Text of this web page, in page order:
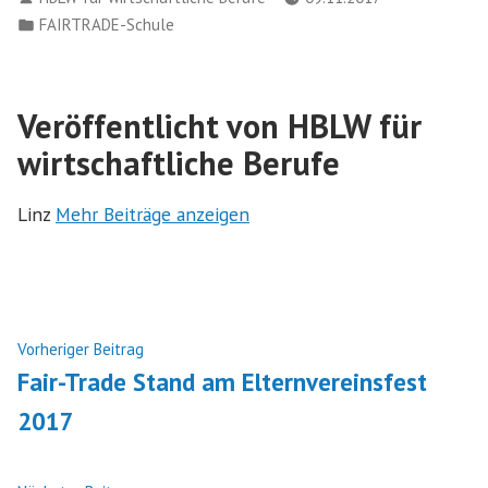
von
Veröffentlicht
FAIRTRADE-Schule
Veröffentlicht von HBLW für
wirtschaftliche Berufe
Linz Mehr Beiträge anzeigen
Beitragsnavigation
Vorheriger Beitrag
Beitrag:
Fair-Trade Stand am Elternvereinsfest
2017